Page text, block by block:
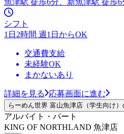
シフト
1日2時間 週1日からOK
交通費支給
未経験OK
まかないあり
詳細を見る 応募画面に進む
らーめん世界 富山魚津店（学生向け
アルバイト・パート
KING OF NORTHLAND 魚津店